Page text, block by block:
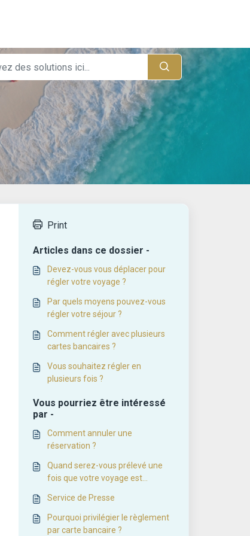
Print
Articles dans ce dossier -
Devez-vous vous déplacer pour
régler votre voyage ?
Par quels moyens pouvez-vous
régler votre séjour ?
Comment régler avec plusieurs
cartes bancaires ?
Vous souhaitez régler en
plusieurs fois ?
Vous pourriez être intéressé
par -
Comment annuler une
réservation ?
Quand serez-vous prélevé une
fois que votre voyage est
Service de Presse
Pourquoi privilégier le règlement
par carte bancaire ?